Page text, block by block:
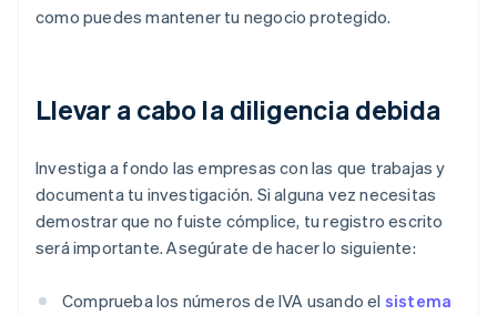
como puedes mantener tu negocio protegido.
Llevar a cabo la diligencia debida
Investiga a fondo las empresas con las que trabajas y
documenta tu investigación. Si alguna vez necesitas
demostrar que no fuiste cómplice, tu registro escrito
será importante. Asegúrate de hacer lo siguiente:
Comprueba los números de IVA usando el sistema